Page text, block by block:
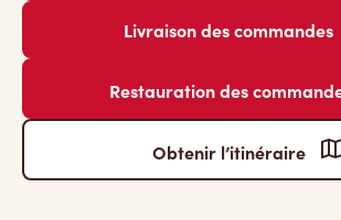
Livraison des commandes
Restauration des
Obtenir l’itinéraire